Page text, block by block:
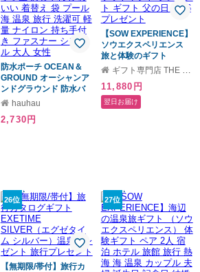
防水ポーチ OCEAN＆
GROUND オーシャンア
ンドグラウンド 防水バ
ッグ 洗える 撥水 マルチ
ポーチ 大きめ 大容量 保
ル 大人 女性
hauhau
2,730円
【SOW EXPERIENCE】
ソウエクスペリエンス
旅と体験のギフト
（GREEN） 誕生日 結婚
い 結婚記念日 チケット
ギフト プレゼント ギフ
ト 父の日 2026 プレゼン
ギフト専門店 THE WOW
11,880円
翌日お届け
26位
【無期限/帯付】旅行カ
27位